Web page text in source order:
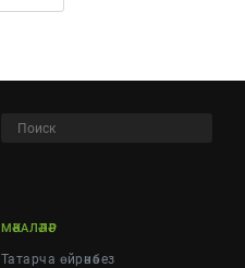
МӘКАЛӘЛӘР
Татарча өйрәнәбез